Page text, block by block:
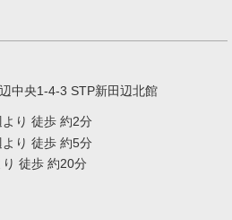
中央1-4-3 STP新田辺北館
り 徒歩 約2分
り 徒歩 約5分
徒歩 約20分